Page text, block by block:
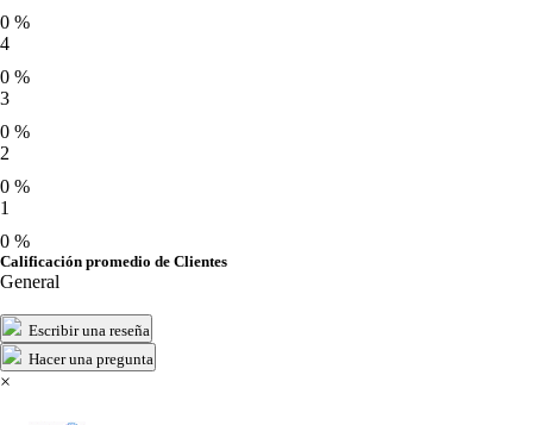
0 %
4
0 %
3
0 %
2
0 %
1
0 %
Calificación promedio de Clientes
General
Escribir una reseña
Hacer una pregunta
×